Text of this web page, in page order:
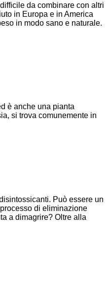
da combinare con altri
in Europa e in America
in modo sano e naturale.
è anche una pianta
si trova comunemente in
Può essere un
di eliminazione
a dimagrire? Oltre alla